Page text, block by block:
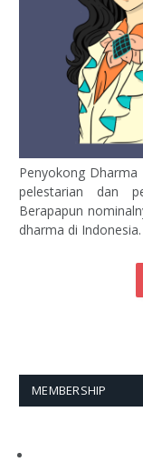
Penyokong
pelestarian dan
Berapapun
dharma di Indonesia.
MEMBERSHIP